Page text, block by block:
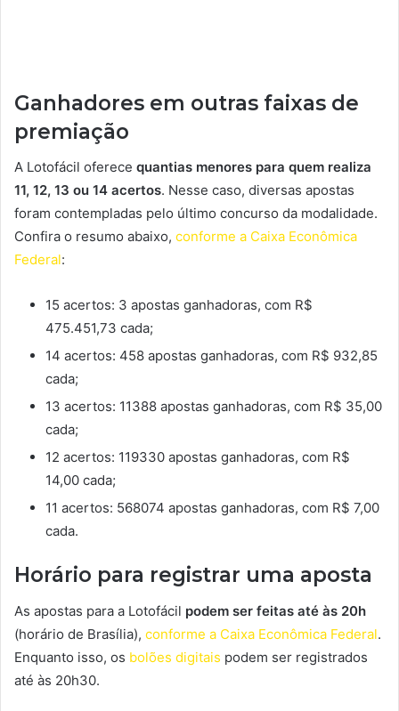
Ganhadores em outras faixas de
premiação
A Lotofácil oferece quantias menores para quem realiza
11, 12, 13 ou 14 acertos. Nesse caso, diversas apostas
foram contempladas pelo último concurso da modalidade.
Confira o resumo abaixo, conforme a Caixa Econômica
Federal:
15 acertos: 3 apostas ganhadoras, com R$
475.451,73 cada;
14 acertos: 458 apostas ganhadoras, com R$ 932,85
cada;
13 acertos: 11388 apostas ganhadoras, com R$ 35,00
cada;
12 acertos: 119330 apostas ganhadoras, com R$
14,00 cada;
11 acertos: 568074 apostas ganhadoras, com R$ 7,00
cada.
Horário para registrar uma aposta
As apostas para a Lotofácil podem ser feitas até às 20h
(horário de Brasília), conforme a Caixa Econômica Federal.
Enquanto isso, os bolões digitais podem ser registrados
até às 20h30.